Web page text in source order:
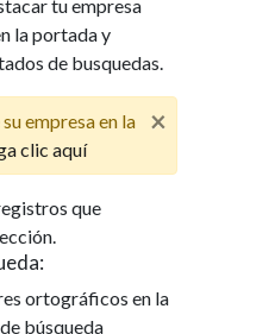
tu empresa
la portada y
de busquedas.
×
empresa en la
clic aquí
que
ortográficos en la
búsqueda